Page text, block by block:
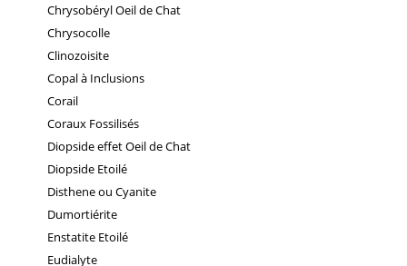
Chrysobéryl Oeil de Chat
Chrysocolle
Clinozoisite
Copal à Inclusions
Corail
Coraux Fossilisés
Diopside effet Oeil de Chat
Diopside Etoilé
Disthene ou Cyanite
Dumortiérite
Enstatite Etoilé
Eudialyte